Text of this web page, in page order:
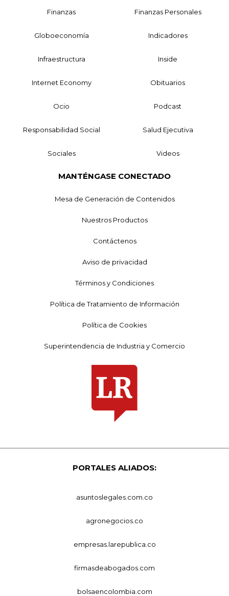
Finanzas Finanzas Personales
Globoeconomía Indicadores
Infraestructura Inside
Internet Economy Obituarios
Ocio Podcast
Responsabilidad Social Salud Ejecutiva
Sociales Videos
MANTÉNGASE CONECTADO
Mesa de Generación de Contenidos
Nuestros Productos
Contáctenos
Aviso de privacidad
Términos y Condiciones
Política de Tratamiento de Información
Política de Cookies
Superintendencia de Industria y Comercio
PORTALES ALIADOS:
asuntoslegales.com.co
agronegocios.co
empresas.larepublica.co
firmasdeabogados.com
bolsaencolombia.com